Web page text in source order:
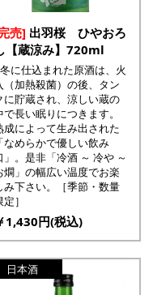
売] 出羽桜 ひやおろ
【蔵涼み】720ml
に仕込まれた原酒は、火
（加熱殺菌）の後、タン
に貯蔵され、涼しい蔵の
で長い眠りにつきます。
成によって生み出された
「なめらかで優しい飲み
」。是非「冷酒 ～ 冷や ～
燗」の幅広い温度でお楽
み下さい。［季節・数量
］
1,430円(税込)
日本酒